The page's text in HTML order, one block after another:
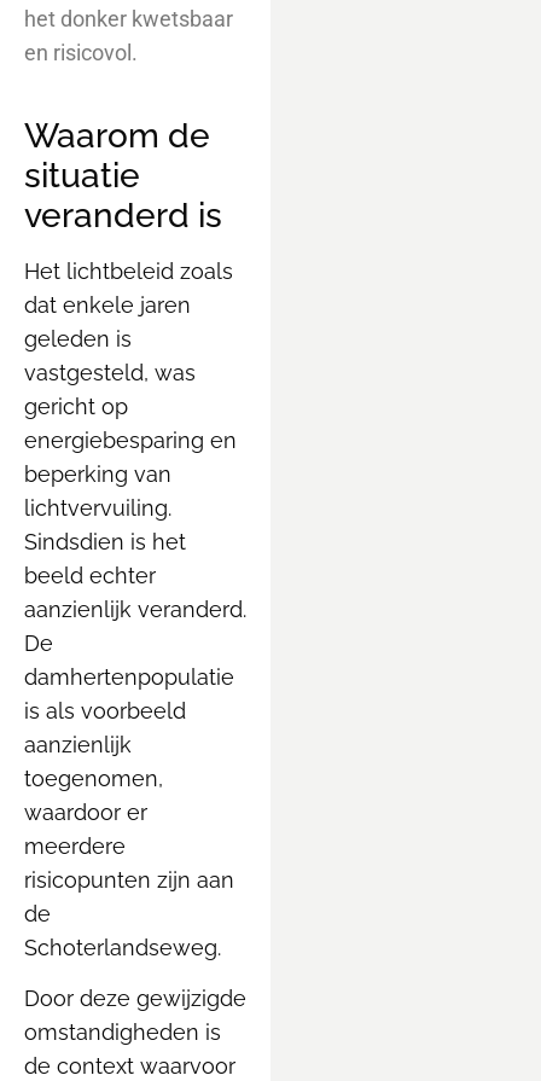
het donker kwetsbaar
en risicovol.
Waarom de
situatie
veranderd is
Het lichtbeleid zoals
dat enkele jaren
geleden is
vastgesteld, was
gericht op
energiebesparing en
beperking van
lichtvervuiling.
Sindsdien is het
beeld echter
aanzienlijk veranderd.
De
damhertenpopulatie
is als voorbeeld
aanzienlijk
toegenomen,
waardoor er
meerdere
risicopunten zijn aan
de
Schoterlandseweg.
Door deze gewijzigde
omstandigheden is
de context waarvoor